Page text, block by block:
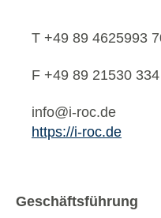
T +49 89 4625993
F +49 89 21530 334
info@i-roc.de
https://i-roc.de
Geschäftsführung